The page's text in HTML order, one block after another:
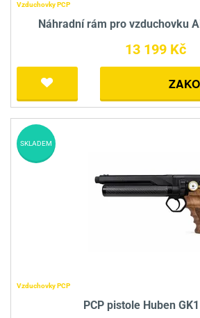
Vzduchovky PCP
Náhradní rám pro vzduchovku
13 199 Kč
Vzduchovky PCP
PCP pistole Huben
SKLADEM